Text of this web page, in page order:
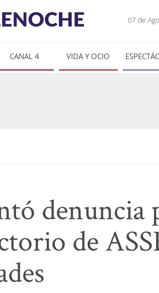
07 de
CANAL 4 VIDA Y OCIO
denuncia
de